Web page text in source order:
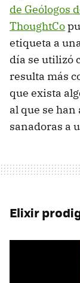
de Geólogos
ThoughtCo
etiqueta a
día se utilizó
resulta más
que exista
al que se
sanadoras a
Elixir